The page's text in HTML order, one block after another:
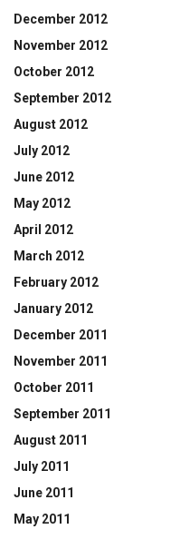
December 2012
November 2012
October 2012
September 2012
August 2012
July 2012
June 2012
May 2012
April 2012
March 2012
February 2012
January 2012
December 2011
November 2011
October 2011
September 2011
August 2011
July 2011
June 2011
May 2011